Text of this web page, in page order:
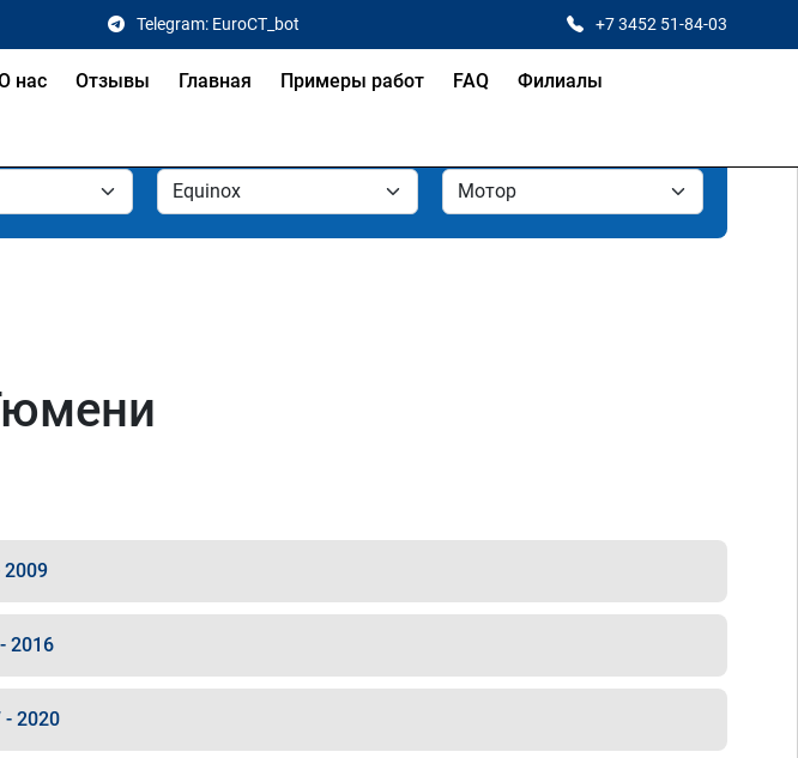
Telegram: EuroCT_bot +7 3452 51-84-03
нас Отзывы Главная Примеры работ FAQ Филиалы
2009
2016
- 2020